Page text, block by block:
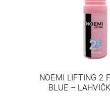
NOEMI LIFTING 2
BLUE –